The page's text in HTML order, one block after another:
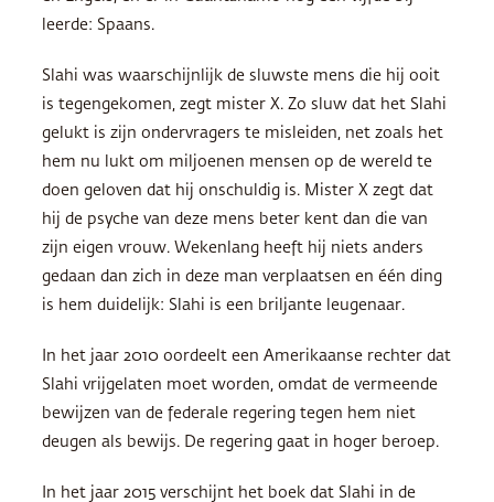
leerde: Spaans.
Slahi was waarschijnlijk de sluwste mens die hij ooit
is tegengekomen, zegt mister X. Zo sluw dat het Slahi
gelukt is zijn ondervragers te misleiden, net zoals het
hem nu lukt om miljoenen mensen op de wereld te
doen geloven dat hij onschuldig is. Mister X zegt dat
hij de psyche van deze mens beter kent dan die van
zijn eigen vrouw. Wekenlang heeft hij niets anders
gedaan dan zich in deze man verplaatsen en één ding
is hem duidelijk: Slahi is een briljante leugenaar.
In het jaar 2010 oordeelt een Amerikaanse rechter dat
Slahi vrijgelaten moet worden, omdat de vermeende
bewijzen van de federale regering tegen hem niet
deugen als bewijs. De regering gaat in hoger beroep.
In het jaar 2015 verschijnt het boek dat Slahi in de